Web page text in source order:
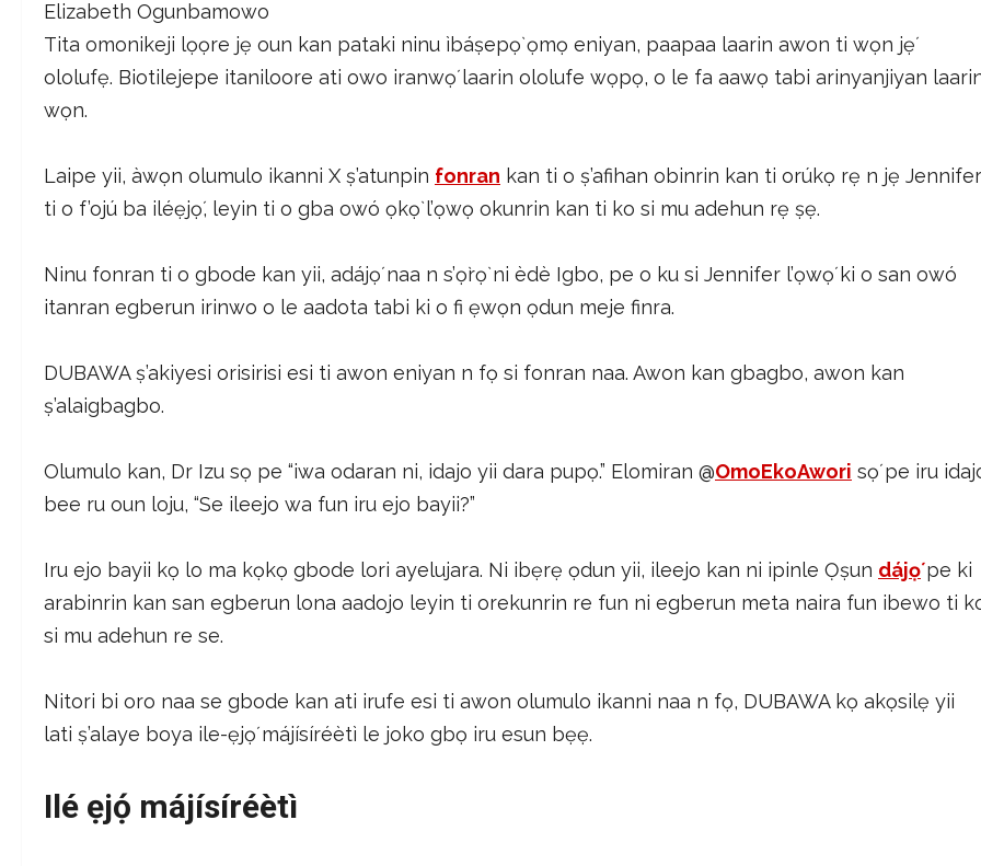
Elizabeth Ogunbamowo
Tita omonikeji lọọre jẹ oun kan pataki ninu ìbáṣepọ̀ ọmọ eniyan, paapaa laarin awon ti wọn jẹ́
ololufẹ. Biotilejepe itaniloore ati owo iranwọ́ laarin ololufe wọpọ, o le fa aawọ tabi arinyanjiyan
wọn.
Laipe yii, àwọn olumulo ikanni X ṣ’atunpin fonran kan ti o ṣ’afihan obinrin kan ti orúkọ rẹ n jẹ Jennifer
ti o f’ojú ba iléẹjọ́, leyin ti o gba owó ọkọ̀ l’ọwọ okunrin kan ti ko si mu adehun rẹ ṣẹ.
Ninu fonran ti o gbode kan yii, adájọ́ naa n s’ọ̀rọ̀ ni èdè Igbo, pe o ku si Jennifer l’ọwọ́ ki o san owó
itanran egberun irinwo o le aadota tabi ki o fi ẹwọn ọdun meje finra.
DUBAWA ṣ’akiyesi orisirisi esi ti awon eniyan n fọ si fonran naa. Awon kan gbagbo, awon kan
ṣ’alaigbagbo.
Olumulo kan, Dr Izu sọ pe “iwa odaran ni, idajo yii dara pupọ.” Elomiran @OmoEkoAwori sọ́ pe iru
bee ru oun loju, “Se ileejo wa fun iru ejo bayii?”
Iru ejo bayii kọ lo ma kọkọ gbode lori ayelujara. Ni ibẹrẹ ọdun yii, ileejo kan ni ipinle Ọṣun dájọ́pe ki
arabinrin kan san egberun lona aadojo leyin ti orekunrin re fun ni egberun meta naira fun ibewo ti
si mu adehun re se.
Nitori bi oro naa se gbode kan ati irufe esi ti awon olumulo ikanni naa n fọ, DUBAWA kọ akọsilẹ yii
lati ṣ’alaye boya ile-ẹjọ́ májísíréètì le joko gbọ iru esun bẹẹ.
Ilé ẹjọ́ májísíréètì